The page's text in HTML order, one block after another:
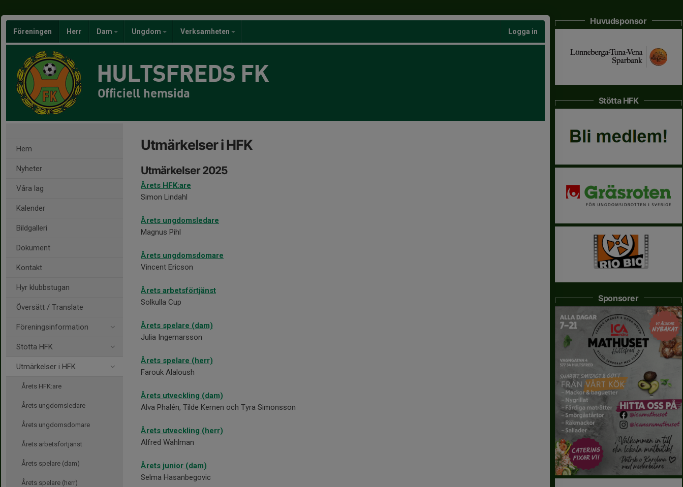
Föreningen Herr Dam Ungdom Verksamheten Logga in
HULTSFREDS FK
Officiell hemsida
Hem
Nyheter
Våra lag
Kalender
Bildgalleri
Dokument
Kontakt
Hyr klubbstugan
Översätt / Translate
Föreningsinformation
Stötta HFK
Utmärkelser i HFK
Årets HFK:are
Årets ungdomsledare
Årets ungdomsdomare
Årets arbetsförtjänst
Årets spelare (dam)
Årets spelare (herr)
Utmärkelser i HFK
Utmärkelser 2025
Årets HFK:are
Simon Lindahl
Årets ungdomsledare
Magnus Pihl
Årets ungdomsdomare
Vincent Ericson
Årets arbetsförtjänst
Solkulla Cup
Årets spelare (dam)
Julia Ingemarsson
Årets spelare (herr)
Farouk Alaloush
Årets utveckling (dam)
Alva Phalén, Tilde Kernen och Tyra Simonsson
Årets utveckling (herr)
Alfred Wahlman
Årets junior (dam)
Selma Hasanbegovic
Huvudsponsor
Stötta HFK
Sponsorer